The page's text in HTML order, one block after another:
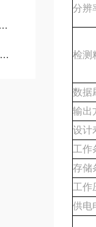
分辨
检测
数据
输出
设计
工作
存储
工作
供电